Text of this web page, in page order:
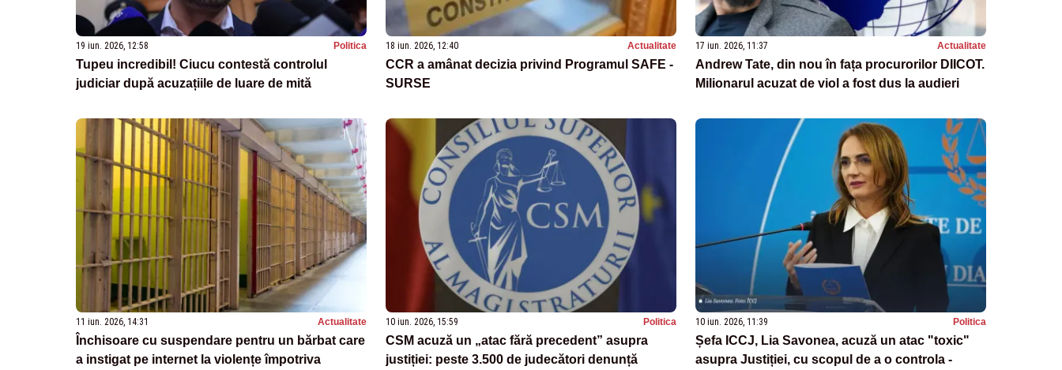
19 iun. 2026, 12:58 Politica
Tupeu incredibil! Ciucu contestă controlul
judiciar după acuzațiile de luare de mită
18 iun. 2026, 12:40 Actualitate
CCR a amânat decizia privind Programul SAFE -
SURSE
17 iun. 2026, 11:37 Actualitate
Andrew Tate, din nou în fața procurorilor DIICOT.
Milionarul acuzat de viol a fost dus la audieri
11 iun. 2026, 14:31 Actualitate
Închisoare cu suspendare pentru un bărbat care
a instigat pe internet la violențe împotriva
10 iun. 2026, 15:59 Politica
CSM acuză un „atac fără precedent” asupra
justiției: peste 3.500 de judecători denunță
10 iun. 2026, 11:39 Politica
Șefa ICCJ, Lia Savonea, acuză un atac "toxic"
asupra Justiției, cu scopul de a o controla -